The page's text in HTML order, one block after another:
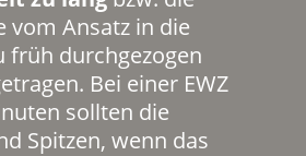
vom Ansatz in die
früh durchgezogen
Bei einer EWZ
sollten die
Spitzen, wenn das